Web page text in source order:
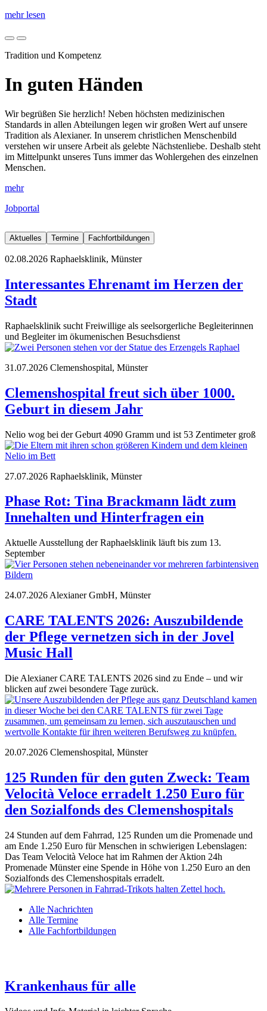
mehr lesen
Tradition und Kompetenz
In guten Händen
Wir begrüßen Sie herzlich! Neben höchsten medizinischen
Standards in allen Abteilungen legen wir großen Wert auf unsere
Tradition als Alexianer. In unserem christlichen Menschenbild
verstehen wir unsere Arbeit als gelebte Nächstenliebe. Deshalb steht
im Mittelpunkt unseres Tuns immer das Wohlergehen des einzelnen
Menschen.
mehr
Jobportal
Aktuelles Termine Fachfortbildungen
02.08.2026 Raphaelsklinik, Münster
Interessantes Ehrenamt im Herzen der
Stadt
Raphaelsklinik sucht Freiwillige als seelsorgerliche Begleiterinnen
und Begleiter im ökumenischen Besuchsdienst
31.07.2026 Clemenshospital, Münster
Clemenshospital freut sich über 1000.
Geburt in diesem Jahr
Nelio wog bei der Geburt 4090 Gramm und ist 53 Zentimeter groß
27.07.2026 Raphaelsklinik, Münster
Phase Rot: Tina Brackmann lädt zum
Innehalten und Hinterfragen ein
Aktuelle Ausstellung der Raphaelsklinik läuft bis zum 13.
September
24.07.2026 Alexianer GmbH, Münster
CARE TALENTS 2026: Auszubildende
der Pflege vernetzen sich in der Jovel
Music Hall
Die Alexianer CARE TALENTS 2026 sind zu Ende – und wir
blicken auf zwei besondere Tage zurück.
20.07.2026 Clemenshospital, Münster
125 Runden für den guten Zweck: Team
Velocità Veloce erradelt 1.250 Euro für
den Sozialfonds des Clemenshospitals
24 Stunden auf dem Fahrrad, 125 Runden um die Promenade und
am Ende 1.250 Euro für Menschen in schwierigen Lebenslagen:
Das Team Velocità Veloce hat im Rahmen der Aktion 24h
Promenade Münster eine Spende in Höhe von 1.250 Euro an den
Sozialfonds des Clemenshospitals erradelt.
Alle Nachrichten
Alle Termine
Alle Fachfortbildungen
Krankenhaus für alle